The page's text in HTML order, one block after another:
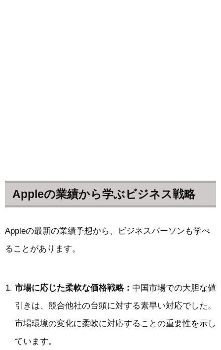
Appleの業績から学ぶビジネス戦略
Appleの最新の業績予想から、ビジネスパーソンも学べ
ることがあります。
市場に応じた柔軟な価格戦略： 中国市場での大胆な値
引きは、競合他社の台頭に対する素早い対応でした。
市場環境の変化に柔軟に対応することの重要性を示し
ています。